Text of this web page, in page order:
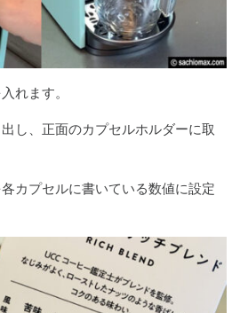
れます。
し、正面のカプセルホルダーに取
カプセルに書いている数値に設定